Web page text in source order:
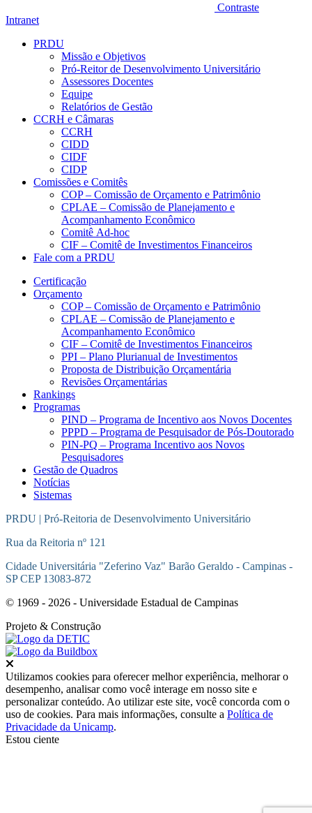
Contraste
Intranet
PRDU
Missão e Objetivos
Pró-Reitor de Desenvolvimento Universitário
Assessores Docentes
Equipe
Relatórios de Gestão
CCRH e Câmaras
CCRH
CIDD
CIDF
CIDP
Comissões e Comitês
COP – Comissão de Orçamento e Patrimônio
CPLAE – Comissão de Planejamento e
Acompanhamento Econômico
Comitê Ad-hoc
CIF – Comitê de Investimentos Financeiros
Fale com a PRDU
Certificação
Orçamento
COP – Comissão de Orçamento e Patrimônio
CPLAE – Comissão de Planejamento e
Acompanhamento Econômico
CIF – Comitê de Investimentos Financeiros
PPI – Plano Plurianual de Investimentos
Proposta de Distribuição Orçamentária
Revisões Orçamentárias
Rankings
Programas
PIND – Programa de Incentivo aos Novos Docentes
PPPD – Programa de Pesquisador de Pós-Doutorado
PIN-PQ – Programa Incentivo aos Novos
Pesquisadores
Gestão de Quadros
Notícias
Sistemas
PRDU | Pró-Reitoria de Desenvolvimento Universitário
Rua da Reitoria nº 121
Cidade Universitária "Zeferino Vaz" Barão Geraldo - Campinas -
SP CEP 13083-872
© 1969 - 2026 - Universidade Estadual de Campinas
Projeto & Construção
Utilizamos cookies para oferecer melhor experiência, melhorar o
desempenho, analisar como você interage em nosso site e
personalizar conteúdo. Ao utilizar este site, você concorda com o
uso de cookies. Para mais informações, consulte a Política de
Privacidade da Unicamp.
Estou ciente